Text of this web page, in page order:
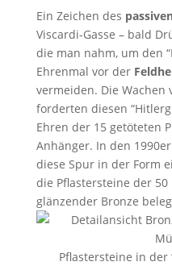
Ein Zeichen des
Viscardi-Gasse – bald
die man nahm, um den
Ehrenmal vor der
vermeiden. Die
forderten diesen
Ehren der 15 getöteten
Anhänger. In den
diese Spur in der Form
die Pflastersteine der
glänzender Bronze
Pflastersteine in der